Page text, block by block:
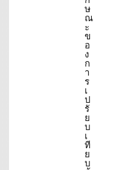
ษ
ณ
ะ
ข
อ
ง
ก
า
ร
เ
ป
รั
ย
บ
เ
ที
ย
บ